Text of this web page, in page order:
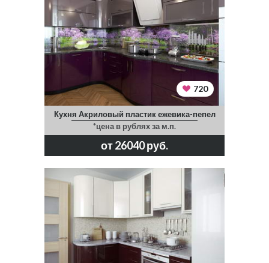
720
Кухня Акриловый пластик ежевика-пепел
*цена в рублях за м.п.
от 26040 руб.